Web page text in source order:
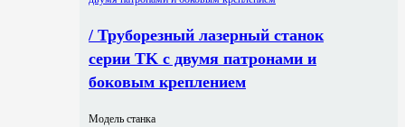
/ Труборезный лазерный станок
серии TK с двумя патронами и
боковым креплением
Модель станка